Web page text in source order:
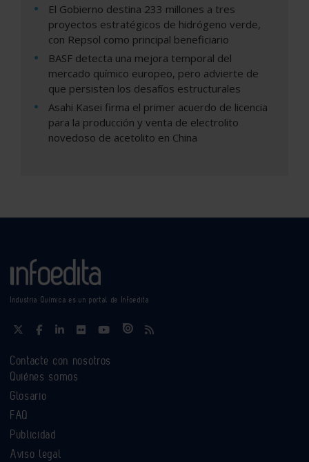
El Gobierno destina 233 millones a tres
proyectos estratégicos de hidrógeno verde,
con Repsol como principal beneficiario
BASF detecta una mejora temporal del
mercado químico europeo, pero advierte de
que persisten los desafíos estructurales
Asahi Kasei firma el primer acuerdo de licencia
para la producción y venta de electrolito
novedoso de acetolito en China
Industria Química es un portal de Infoedita
Contacte con nosotros
Quiénes somos
Glosario
FAQ
Publicidad
Aviso legal